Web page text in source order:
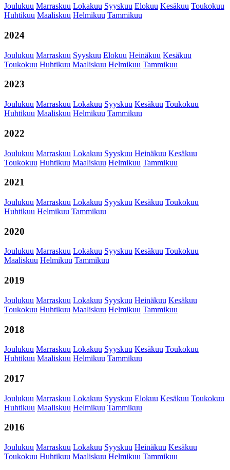
Joulukuu Marraskuu Lokakuu Syyskuu Elokuu Kesäkuu Toukokuu
Huhtikuu Maaliskuu Helmikuu Tammikuu
2024
Joulukuu Marraskuu Syyskuu Elokuu Heinäkuu Kesäkuu
Toukokuu Huhtikuu Maaliskuu Helmikuu Tammikuu
2023
Joulukuu Marraskuu Lokakuu Syyskuu Kesäkuu Toukokuu
Huhtikuu Maaliskuu Helmikuu Tammikuu
2022
Joulukuu Marraskuu Lokakuu Syyskuu Heinäkuu Kesäkuu
Toukokuu Huhtikuu Maaliskuu Helmikuu Tammikuu
2021
Joulukuu Marraskuu Lokakuu Syyskuu Kesäkuu Toukokuu
Huhtikuu Helmikuu Tammikuu
2020
Joulukuu Marraskuu Lokakuu Syyskuu Kesäkuu Toukokuu
Maaliskuu Helmikuu Tammikuu
2019
Joulukuu Marraskuu Lokakuu Syyskuu Heinäkuu Kesäkuu
Toukokuu Huhtikuu Maaliskuu Helmikuu Tammikuu
2018
Joulukuu Marraskuu Lokakuu Syyskuu Kesäkuu Toukokuu
Huhtikuu Maaliskuu Helmikuu Tammikuu
2017
Joulukuu Marraskuu Lokakuu Syyskuu Elokuu Kesäkuu Toukokuu
Huhtikuu Maaliskuu Helmikuu Tammikuu
2016
Joulukuu Marraskuu Lokakuu Syyskuu Heinäkuu Kesäkuu
Toukokuu Huhtikuu Maaliskuu Helmikuu Tammikuu